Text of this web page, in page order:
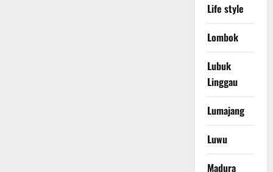
Life style
Lombok
Lubuk
Linggau
Lumajang
Luwu
Madura